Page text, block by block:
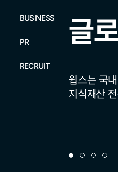
BUSINESS
PR
RECRUIT